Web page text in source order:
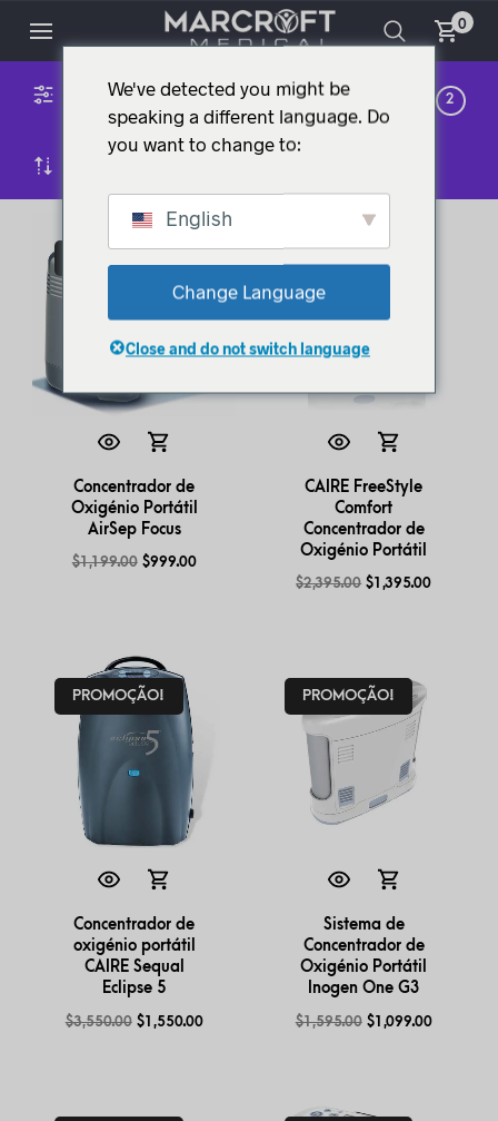
0
RESPIRATÓRIO 2
Concentrador de
Oxigénio Portátil
AirSep Focus
$1,199.00 $999.00
CAIRE FreeStyle
Comfort
Concentrador de
Oxigénio Portátil
$2,395.00 $1,395.00
PROMOÇÃO!
Concentrador de
oxigénio portátil
CAIRE Sequal
Eclipse 5
$3,550.00 $1,550.00
PROMOÇÃO!
Sistema de
Concentrador de
Oxigénio Portátil
Inogen One G3
$1,595.00 $1,099.00
We've detected you might be
speaking a different language. Do
you want to change to:
English
Change Language
Close and do not switch language